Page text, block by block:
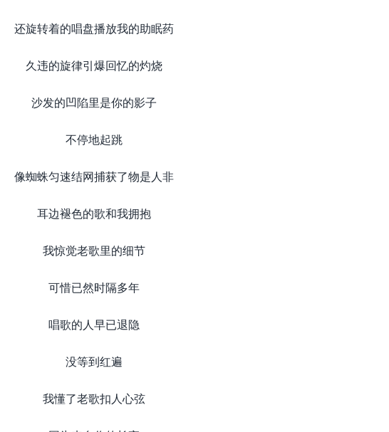
还旋转着的唱盘播放我的助眠药
久违的旋律引爆回忆的灼烧
沙发的凹陷里是你的影子
不停地起跳
像蜘蛛匀速结网捕获了物是人非
耳边褪色的歌和我拥抱
我惊觉老歌里的细节
可惜已然时隔多年
唱歌的人早已退隐
没等到红遍
我懂了老歌扣人心弦